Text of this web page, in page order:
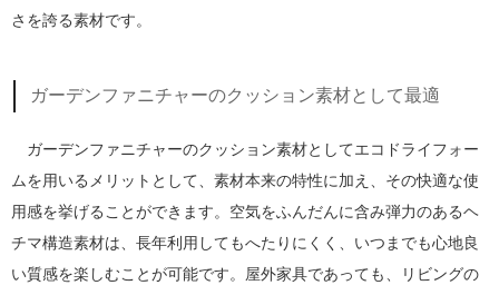
さを誇る素材です。
ガーデンファニチャーのクッション素材として最適
ガーデンファニチャーのクッション素材としてエコドライフォー
ムを用いるメリットとして、素材本来の特性に加え、その快適な使
用感を挙げることができます。空気をふんだんに含み弾力のあるヘ
チマ構造素材は、長年利用してもへたりにくく、いつまでも心地良
い質感を楽しむことが可能です。屋外家具であっても、リビングの